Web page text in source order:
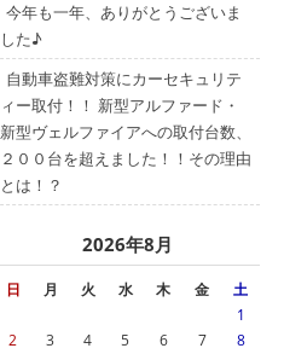
今年も一年、ありがとうございま
した♪
自動車盗難対策にカーセキュリテ
ィー取付！！ 新型アルファード・
新型ヴェルファイアへの取付台数、
２００台を超えました！！その理由
とは！？
2026年8月
日 月 火 水 木 金 土
1
2
3 4 5 6 7
8